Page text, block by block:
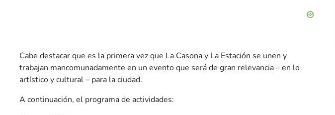
Cabe destacar que es la primera vez que La Casona y La Estación se unen y
trabajan mancomunadamente en un evento que será de gran relevancia – en lo
artístico y cultural – para la ciudad.
A continuación, el programa de actividades: